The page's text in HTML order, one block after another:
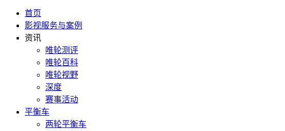
首页
影视服务与案例
资讯
唯轮测评
唯轮百科
唯轮视野
深度
赛事活动
平衡车
两轮平衡车